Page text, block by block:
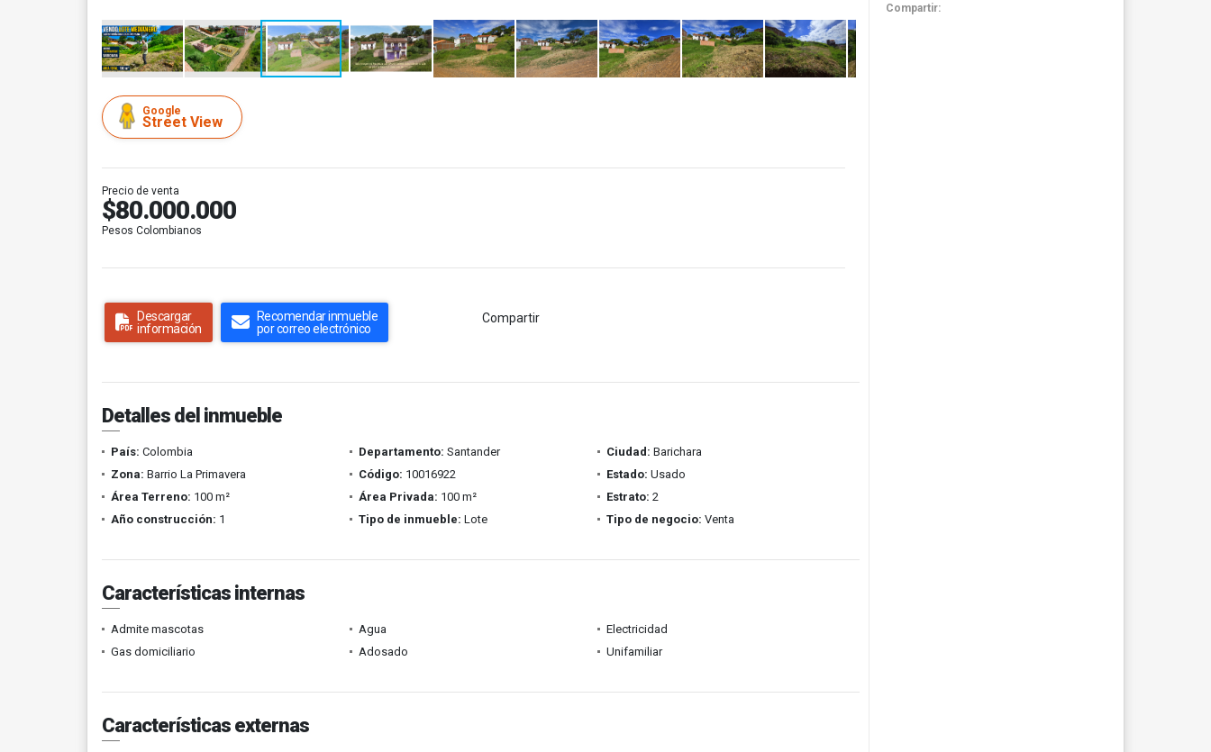
Google
Street View
Precio de venta
$80.000.000
Pesos Colombianos
Descargar
información
Recomendar inmueble
por correo electrónico
Compartir
Detalles del inmueble
País: Colombia Departamento: Santander Ciudad: Barichara
Zona: Barrio La Primavera Código: 10016922 Estado: Usado
Área Terreno: 100 m² Área Privada: 100 m² Estrato: 2
Año construcción: 1 Tipo de inmueble: Lote Tipo de negocio: Venta
Características internas
Admite mascotas Agua
Electricidad
Gas domiciliario
Adosado Unifamiliar
Características externas
Compartir: